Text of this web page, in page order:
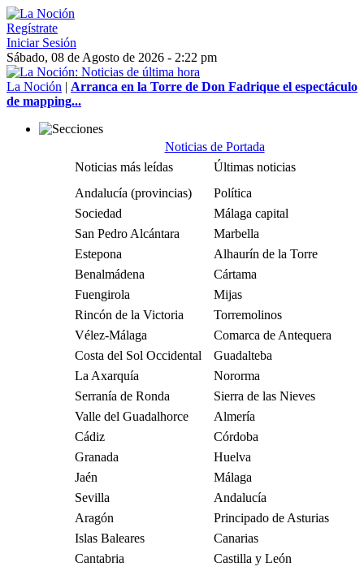
Regístrate
Iniciar Sesión
Sábado, 08 de Agosto de 2026 - 2:22 pm
La Noción | Arranca en la Torre de Don Fadrique el espectáculo
de mapping...
Noticias de Portada
Noticias más leídas
Últimas noticias
Andalucía (provincias)
Política
Sociedad
Málaga capital
San Pedro Alcántara
Marbella
Estepona
Alhaurín de la Torre
Benalmádena
Cártama
Fuengirola
Mijas
Rincón de la Victoria
Torremolinos
Vélez-Málaga
Comarca de Antequera
Costa del Sol Occidental
Guadalteba
La Axarquía
Nororma
Serranía de Ronda
Sierra de las Nieves
Valle del Guadalhorce
Almería
Cádiz
Córdoba
Granada
Huelva
Jaén
Málaga
Sevilla
Andalucía
Aragón
Principado de Asturias
Islas Baleares
Canarias
Cantabria
Castilla y León